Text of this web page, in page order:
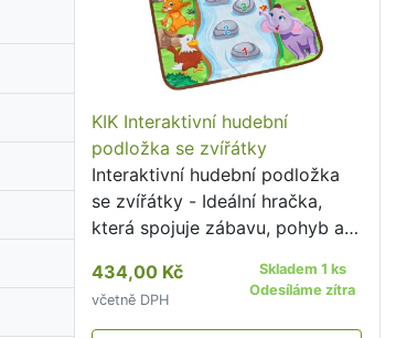
KIK Interaktivní hudební
podložka se zvířátky
Interaktivní hudební podložka
se zvířátky - Ideální hračka,
která spojuje zábavu, pohyb a
od prvních krůčků až po první
hudební pokusy.
434,00 Kč
včetně DPH
Skladem 1 ks
Odesíláme zítra